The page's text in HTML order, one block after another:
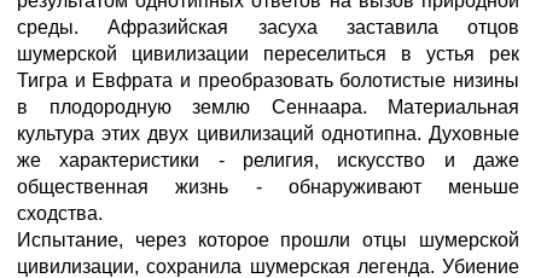
среды. Афразийская засуха заставила отцов
шумерской цивилизации переселиться в устья рек
Тигра и Евфрата и преобразовать болотистые низины
в плодородную землю Сеннаара. Материальная
культура этих двух цивилизаций однотипна. Духовные
же характеристики - религия, искусство и даже
общественная жизнь - обнаруживают меньше
сходства.
Испытание, через которое прошли отцы шумерской
цивилизации, сохранила шумерская легенда. Убиение